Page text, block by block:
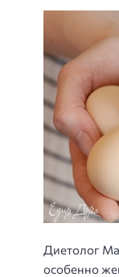
Диетолог
особенно